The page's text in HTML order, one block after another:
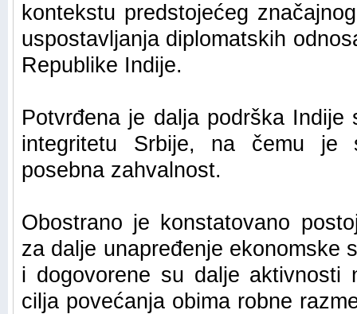
kontekstu predstojećeg
uspostavljanja diplomatskih
Republike Indije.
Potvrđena je dalja podrška Indije
integritetu Srbije, na čemu je
posebna zahvalnost.
Obostrano je konstatovano
za dalje unapređenje ekonomske
i dogovorene su dalje aktivnosti
cilja povećanja obima robne